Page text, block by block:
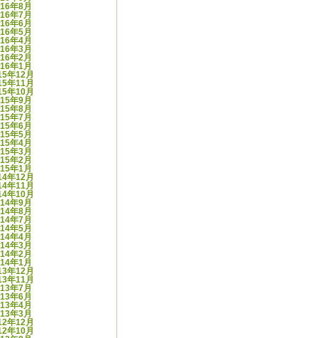
年8月
年7月
年6月
年5月
年4月
年3月
年2月
年1月
年12月
年11月
年10月
年9月
年8月
年7月
年6月
年5月
年4月
年3月
年2月
年1月
年12月
年11月
年10月
年9月
年8月
年7月
年5月
年4月
年3月
年2月
年1月
年12月
年11月
年7月
年6月
年4月
年3月
年12月
年10月